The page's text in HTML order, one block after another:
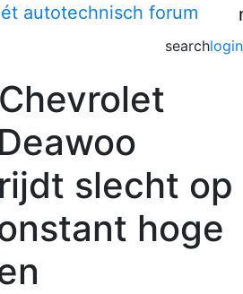
login
search
slecht op
hoge